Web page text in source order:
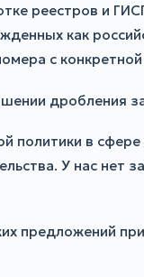
реестров и
как
с
дробления
в сфере
У нас нет